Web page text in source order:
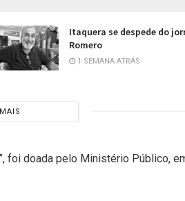
Itaquera se despede do
Romero
1 SEMANA ATRÁS
foi doada pelo Ministério Público,